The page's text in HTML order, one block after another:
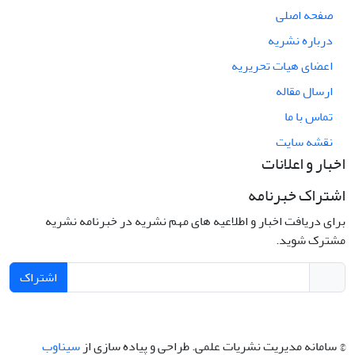
صفحه اصلی
درباره نشریه
اعضای هیات تحریریه
ارسال مقاله
تماس با ما
نقشه سایت
اخبار و اعلانات
اشتراک خبرنامه
برای دریافت اخبار و اطلاعیه های مهم نشریه در خبرنامه نشریه
مشترک شوید.
اشتراک
© سامانه مدیریت نشریات علمی.طراحی و پیاده سازی ازسیناوب